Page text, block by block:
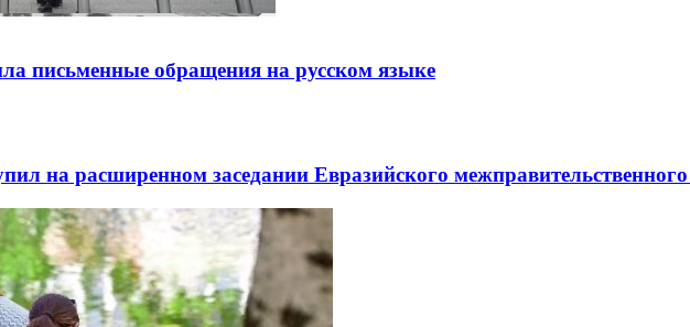
письменные обращения на русском языке
на расширенном заседании Евразийского